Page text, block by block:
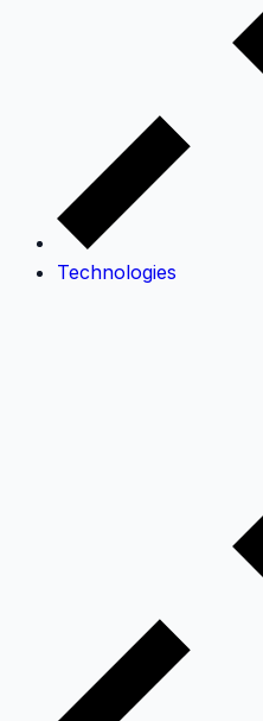
Technologies